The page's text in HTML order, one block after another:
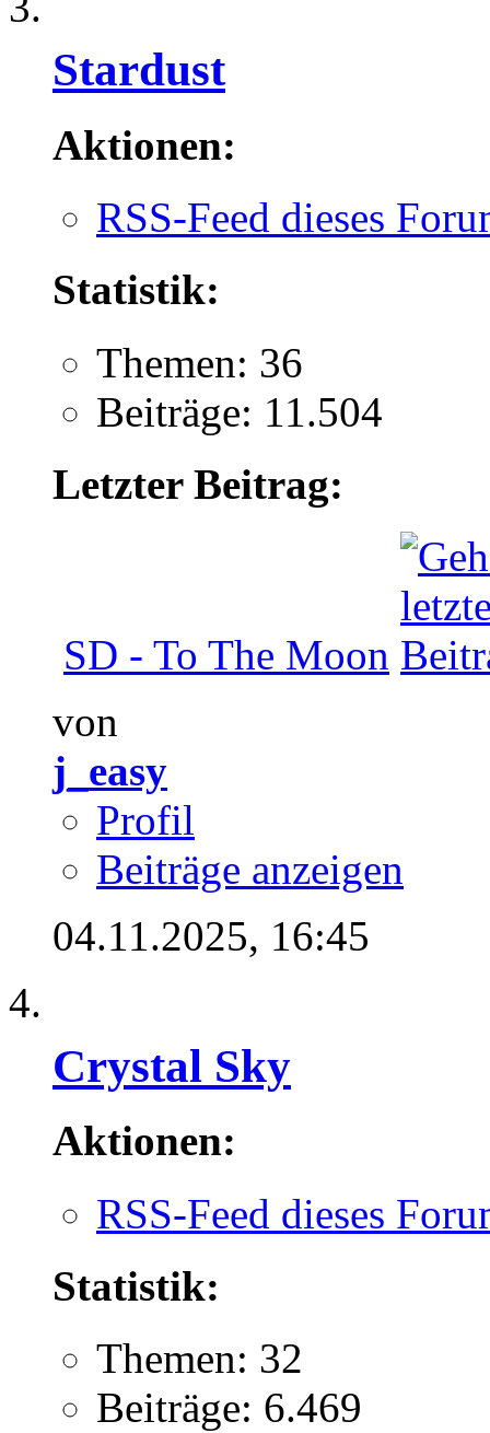
Stardust
Aktionen:
RSS-Feed dieses
Statistik:
Themen: 36
Beiträge: 11.504
Letzter Beitrag:
SD - To The Moon
von
j_easy
Profil
Beiträge anzeigen
04.11.2025, 16:45
Crystal Sky
Aktionen:
RSS-Feed dieses
Statistik:
Themen: 32
Beiträge: 6.469